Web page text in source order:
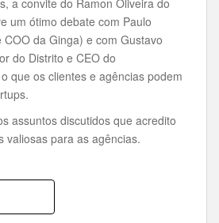
a convite do Ramon Oliveira do
um ótimo debate com Paulo
da Ginga) e com Gustavo
do Distrito e CEO do
que os clientes e agências podem
assuntos discutidos que acredito
valiosas para as agências.